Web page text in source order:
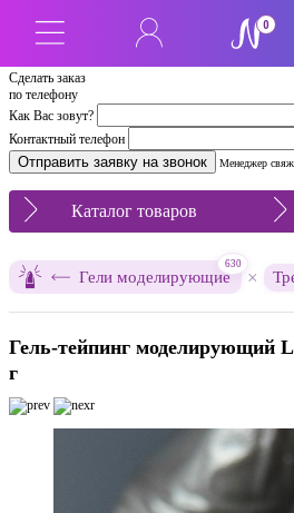
Сделать заказ
по телефону
Как Вас зовут?
Контактный телефон
Менеджер
0
Каталог товаров
Гели моделирующие
630
×
Гель-тейпинг моделирующий
г